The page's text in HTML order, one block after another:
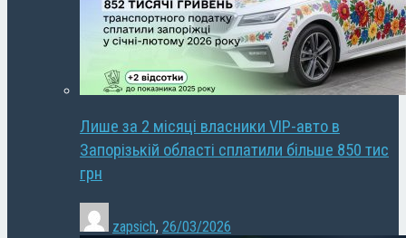
Лише за 2 місяці власники VIP-авто в
Запорізькій області сплатили більше 850 тис
грн
zapsich, 26/03/2026